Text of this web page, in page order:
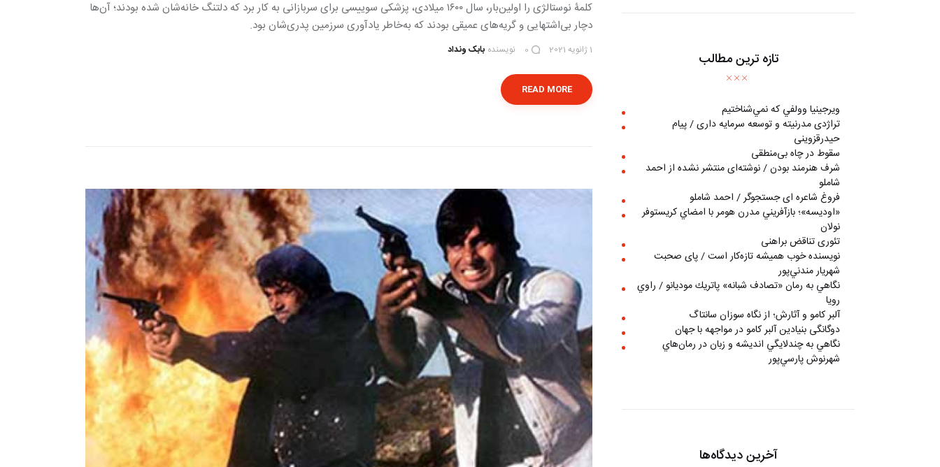
کلمۀ نوستالژی را اولین‌بار، سال ۱۶۰۰ میلادی، پزشکی سوییسی برای سربازانی به کار برد که دلتنگ خانه‌شان شده بودند؛ آن‌ها
دچار بی‌اشتهایی و گریه‌های عمیقی بودند که به‌خاطر یادآوری سرزمین پدری‌شان بود.
1 ژانویه 2021 0 نویسنده بابک ونداد
READ MORE
تازه ترین مطالب
ويرجينيا وولفي كه نمي‌شناختيم
تراژدی مدرنیته و توسعه سرمایه داری / پیام
حیدرقزوینی
سقوط در چاه بی‌منطقی
شرف هنرمند بودن / نوشته‌ای منتشر نشده از احمد
شاملو
فروغ شاعره ای جستجوگر / احمد شاملو
«اوديسه»؛ بازآفريني مدرن هومر با امضاي كريستوفر
نولان
تئوری تناقض براهنی
نويسنده خوب هميشه تازه‌كار است / پای صحبت
شهريار مندني‌پور
نگاهي به رمان «تصادف شبانه» پاتريك موديانو / راوي
رويا
آلبر کامو و آثارش؛ از نگاه سوزان سانتاگ
دوگانگی بنیادین آلبر کامو در مواجهه با جهان
نگاهي به چندلايگي انديشه و زبان در رمان‌هاي
شهرنوش پارسي‌پور
آخرین دیدگاه‌ها